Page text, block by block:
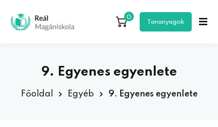
0
Tananyagok
9. Egyenes egyenlete
Főoldal Egyéb 9. Egyenes egyenlete
Bejelentkezés Regisztráció
Még nem regisztráltál? Regisztráció